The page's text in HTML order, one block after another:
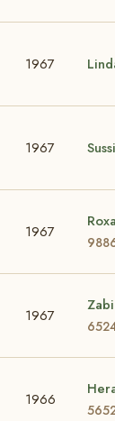
1967
1967
1967
1967
1966